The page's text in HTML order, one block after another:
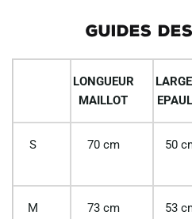
GUIDES
LONGUEUR
MAILLOT
S 70 cm 50
M 73 cm 53